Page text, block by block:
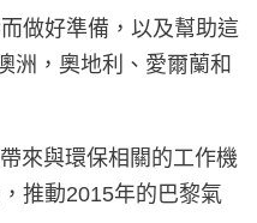
做好準備，以及幫助這
洲，奧地利、愛爾蘭和
來與環保相關的工作機
推動2015年的巴黎氣